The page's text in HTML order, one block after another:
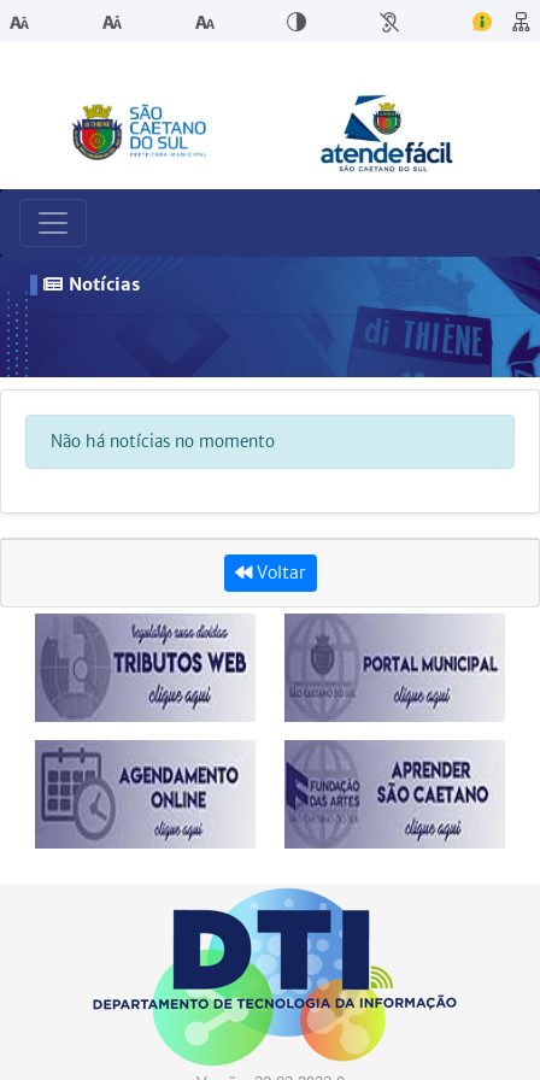
Notícias
Não há notícias no momento
Voltar